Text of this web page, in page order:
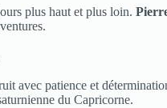
plus haut et plus loin.
avec patience et
du Capricorne.